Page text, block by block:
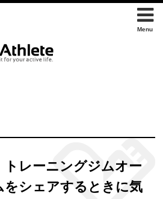
トレーニングジムオー
をシェアするときに気